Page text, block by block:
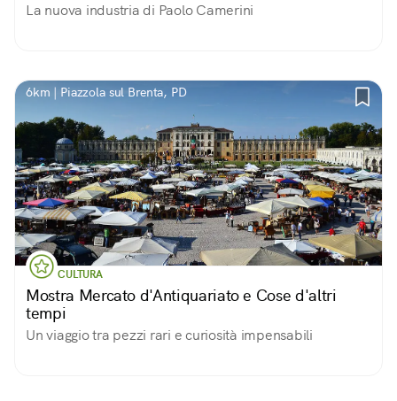
La nuova industria di Paolo Camerini
6km | Piazzola sul Brenta, PD
CULTURA
Mostra Mercato d'Antiquariato e Cose d'altri
tempi
Un viaggio tra pezzi rari e curiosità impensabili